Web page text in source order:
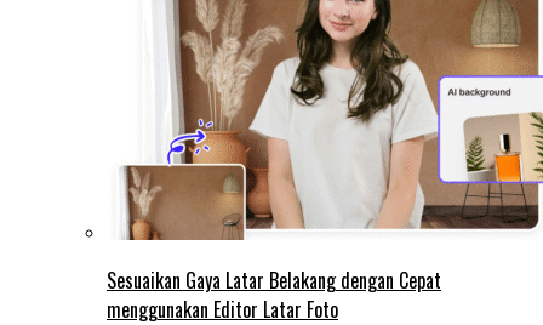
Sesuaikan Gaya Latar Belakang dengan Cepat
menggunakan Editor Latar Foto